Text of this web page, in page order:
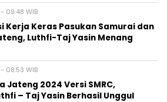
09:48 WIB
Kerja Keras Pasukan Samurai dan
Luthfi-Taj Yasin Menang
08:53 WIB
Jateng 2024 Versi SMRC,
– Taj Yasin Berhasil Unggul